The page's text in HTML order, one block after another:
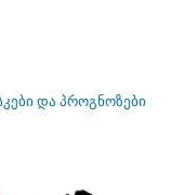
და პროგნოზები